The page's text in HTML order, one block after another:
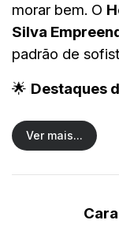
morar bem. O
Silva
padrão de
🌟 Destaques
sala,
3
Ver mais...